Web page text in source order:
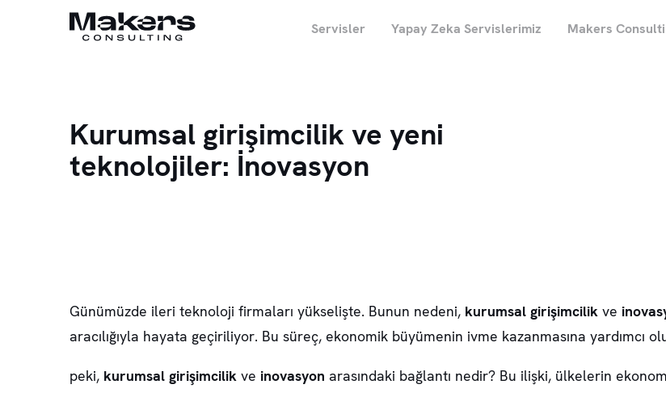
Servisler Yapay Zeka Servislerimiz Makers
Kurumsal girişimcilik ve yeni
teknolojiler: İnovasyon
Günümüzde ileri teknoloji firmaları yükselişte. Bunun nedeni, kurumsal girişimcilik ve
aracılığıyla hayata geçiriliyor. Bu süreç, ekonomik büyümenin ivme kazanmasına yardımcı
peki, kurumsal girişimcilik ve inovasyon arasındaki bağlantı nedir? Bu ilişki, ülkelerin